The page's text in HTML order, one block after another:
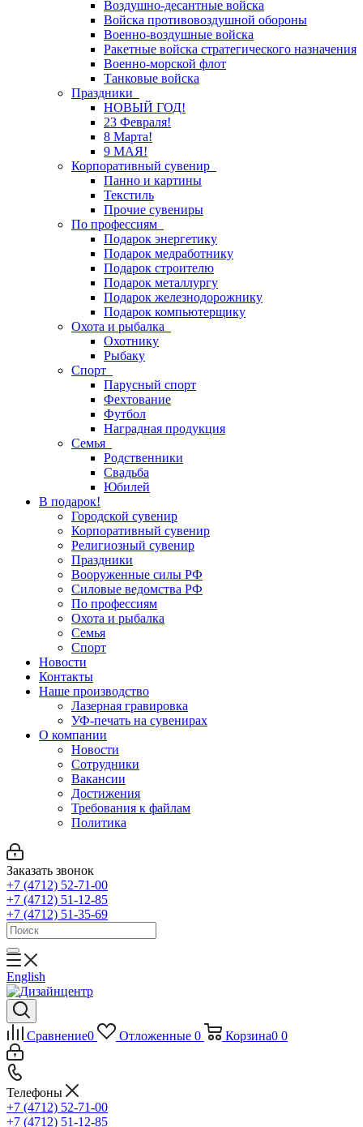
Воздушно-десантные войска
Войска противовоздушной обороны
Военно-воздушные войска
Ракетные войска стратегического назначения
Военно-морской флот
Танковые войска
Праздники
НОВЫЙ ГОД!
23 Февраля!
8 Марта!
9 МАЯ!
Корпоративный сувенир
Панно и картины
Текстиль
Прочие сувениры
По профессиям
Подарок энергетику
Подарок медработнику
Подарок строителю
Подарок металлургу
Подарок железнодорожнику
Подарок компьютерщику
Охота и рыбалка
Охотнику
Рыбаку
Спорт
Парусный спорт
Фехтование
Футбол
Наградная продукция
Семья
Родственники
Свадьба
Юбилей
В подарок!
Городской сувенир
Корпоративный сувенир
Религиозный сувенир
Праздники
Вооруженные силы РФ
Силовые ведомства РФ
По профессиям
Охота и рыбалка
Семья
Спорт
Новости
Контакты
Наше производство
Лазерная гравировка
УФ-печать на сувенирах
О компании
Новости
Сотрудники
Вакансии
Достижения
Требования к файлам
Политика
Заказать звонок
+7 (4712) 52-71-00
+7 (4712) 51-12-85
+7 (4712) 51-35-69
English
Сравнение0 Отложенные 0 Корзина0 0
Телефоны
+7 (4712) 52-71-00
+7 (4712) 51-12-85